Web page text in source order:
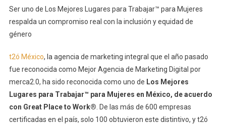
Ser uno de Los Mejores Lugares para Trabajar™ para Mujeres
respalda un compromiso real con la inclusión y equidad de
género
t2ó México, la agencia de marketing integral que el año pasado
fue reconocida como Mejor Agencia de Marketing Digital por
merca2.0, ha sido reconocida como uno de Los Mejores
Lugares para Trabajar™ para Mujeres en México, de acuerdo
con Great Place to Work® . De las más de 600 empresas
certificadas en el país, solo 100 obtuvieron este distintivo, y t2ó